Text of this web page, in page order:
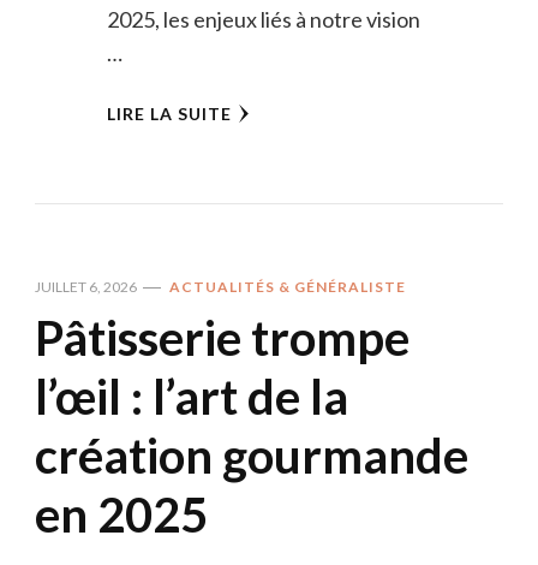
2025, les enjeux liés à notre vision
…
LIRE LA SUITE
JUILLET 6, 2026 ACTUALITÉS & GÉNÉRALISTE
Pâtisserie trompe
l’œil : l’art de la
création gourmande
en 2025